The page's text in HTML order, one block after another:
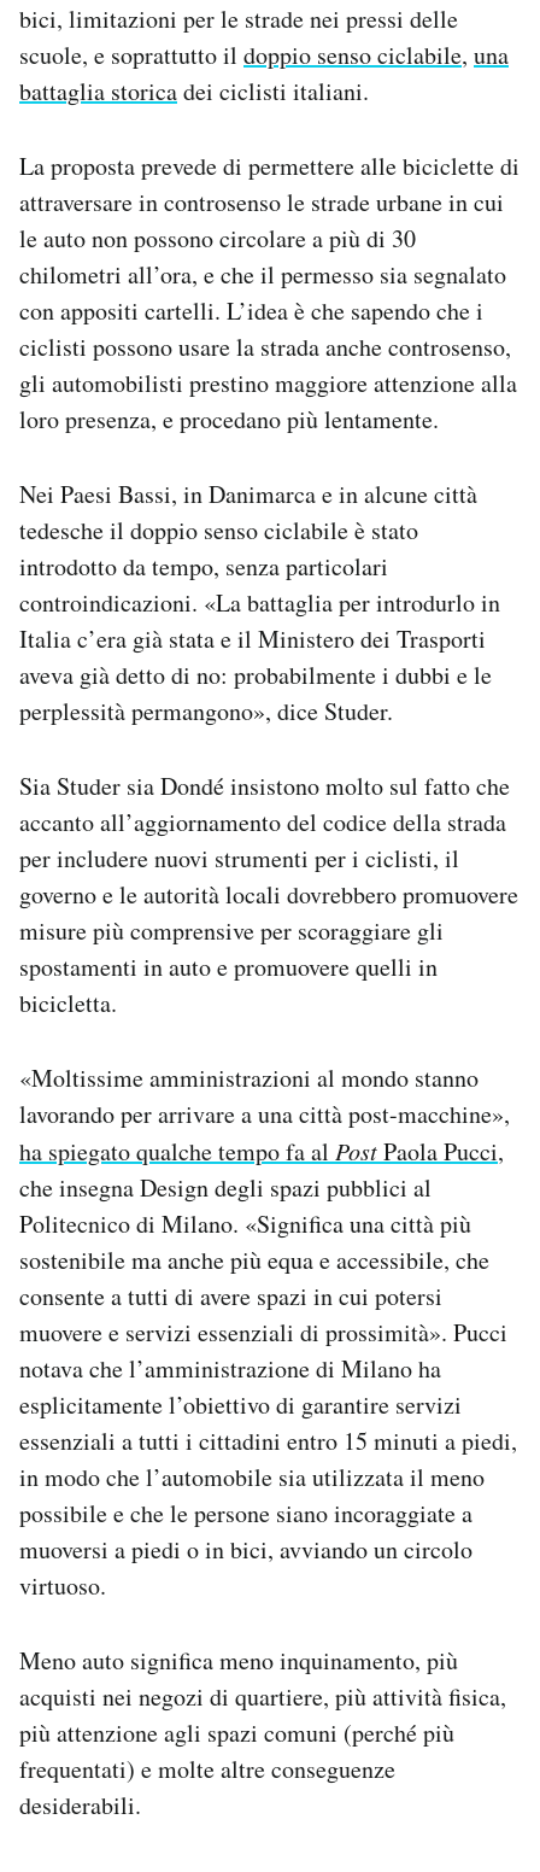
bici, limitazioni per le strade nei pressi delle
scuole, e soprattutto il doppio senso ciclabile, una
battaglia storicadei ciclisti italiani.
La proposta prevede di permettere alle biciclette di
attraversare in controsenso le strade urbane in cui
le auto non possono circolare a più di 30
chilometri all’ora, e che il permesso sia segnalato
con appositi cartelli. L’idea è che sapendo che i
ciclisti possono usare la strada anche controsenso,
gli automobilisti prestino maggiore attenzione alla
loro presenza, e procedano più lentamente.
Nei Paesi Bassi, in Danimarca e in alcune città
tedesche il doppio senso ciclabile è stato
introdotto da tempo, senza particolari
controindicazioni. «La battaglia per introdurlo in
Italia c’era già stata e il Ministero dei Trasporti
aveva già detto di no: probabilmente i dubbi e le
perplessità permangono», dice Studer.
Sia Studer sia Dondé insistono molto sul fatto che
accanto all’aggiornamento del codice della strada
per includere nuovi strumenti per i ciclisti, il
governo e le autorità locali dovrebbero promuovere
misure più comprensive per scoraggiare gli
spostamenti in auto e promuovere quelli in
bicicletta.
«Moltissime amministrazioni al mondo stanno
lavorando per arrivare a una città post-macchine»,
ha spiegato qualche tempo fa al PostPaola Pucci,
che insegna Design degli spazi pubblici al
Politecnico di Milano. «Significa una città più
sostenibile ma anche più equa e accessibile, che
consente a tutti di avere spazi in cui potersi
muovere e servizi essenziali di prossimità». Pucci
notava che l’amministrazione di Milano ha
esplicitamente l’obiettivo di garantire servizi
essenziali a tutti i cittadini entro 15 minuti a piedi,
in modo che l’automobile sia utilizzata il meno
possibile e che le persone siano incoraggiate a
muoversi a piedi o in bici, avviando un circolo
virtuoso.
Meno auto significa meno inquinamento, più
acquisti nei negozi di quartiere, più attività fisica,
più attenzione agli spazi comuni (perché più
frequentati) e molte altre conseguenze
desiderabili.